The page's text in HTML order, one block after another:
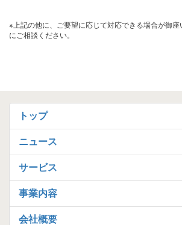
※上記の他に、ご要望に応じて対応できる場合が御
にご相談ください。
トップ
ニュース
サービス
事業内容
会社概要